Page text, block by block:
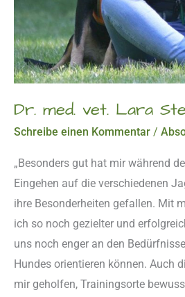
Dr. med. vet. Lara
Schreibe einen Kommentar /
„Besonders gut hat mir während
Eingehen auf die verschiedenen
ihre Besonderheiten gefallen. Mit
ich so noch gezielter und
uns noch enger an den
Hundes orientieren können. Auch
mir geholfen, Trainingsorte